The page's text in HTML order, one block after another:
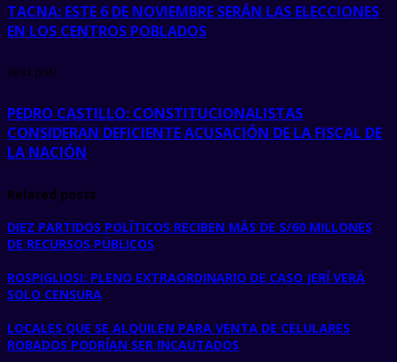
TACNA: ESTE 6 DE NOVIEMBRE SERÁN LAS ELECCIONES
EN LOS CENTROS POBLADOS
next post
PEDRO CASTILLO: CONSTITUCIONALISTAS
CONSIDERAN DEFICIENTE ACUSACIÓN DE LA FISCAL DE
LA NACIÓN
Related posts
DIEZ PARTIDOS POLÍTICOS RECIBEN MÁS DE S/60 MILLONES
DE RECURSOS PÚBLICOS
ROSPIGLIOSI: PLENO EXTRAORDINARIO DE CASO JERÍ VERÁ
SOLO CENSURA
LOCALES QUE SE ALQUILEN PARA VENTA DE CELULARES
ROBADOS PODRÍAN SER INCAUTADOS